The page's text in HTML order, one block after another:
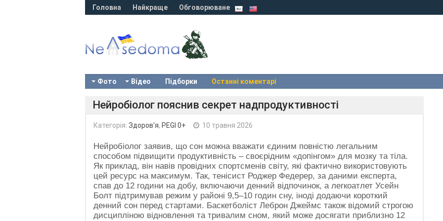
Головна Найкраще Обговорюване
Фото Відео Підборки Останні коментарі
Нейробіолог пояснив секрет надпродуктивності
Категорія: Здоров'я, PEGI 0+ 10 травня 2026
Нейробіолог заявив, що сон можна вважати єдиним повністю легальним
способом підвищити продуктивність – своєрідним «допінгом» для мозку та тіла.
Як приклад, він навів провідних спортсменів світу, які фактично використовують
цей ресурс на максимум. Так, тенісист Роджер Федерер, за даними експерта,
спав до 12 години на добу, включаючи денний відпочинок, а легкоатлет Усейн
Болт підтримував режим у районі 9,5–10 годин сну, іноді додаючи короткий
денний сон перед стартами. Баскетболіст Леброн Джеймс також відомий строгою
дисципліною відновлення та тривалим сном, який може досягати приблизно 12